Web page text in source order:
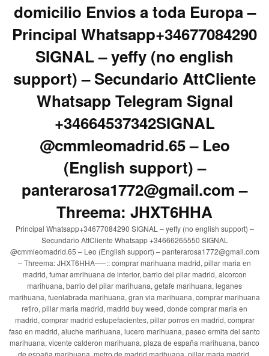
domicilio Envios a toda Europa –
Principal Whatsapp+34677084290
SIGNAL – yeffy (no english
support) – Secundario AttCliente
Whatsapp Telegram Signal
+34664537342SIGNAL
@cmmleomadrid.65 – Leo
(English support) –
panterarosa1772@gmail.com –
Threema: JHXT6HHA
Principal Whatsapp+34677084290 SIGNAL – yeffy (no english support) –
Secundario AttCliente Whatsapp +34666265550 SIGNAL
@cmmleomadrid.65 – Leo (English support) – panterarosa1772@gmail.com
– Threema: JHXT6HHA—–:: comprar marihuana madrid, pillar maria en
madrid, fumar amrihuana de interior, barrio del pilar madrid, alcorcon
marihuana, barrio del pilar marihuana, getafe marihuana, leganes
marihuana, fuenlabrada marihuana, gran via marihuana, comprar marihuana
retiro, pillar maria madrid, madrid buy weed, donde comprar maria en
madrid, comprar madrid estupefacientes, pillar porros en madrid, comprar
faso en madrid, aluche marihuana, lucero marihuana, paseo ermita del santo
marihuana, vicente calderon marihuana, plaza de españa marihuana, banco